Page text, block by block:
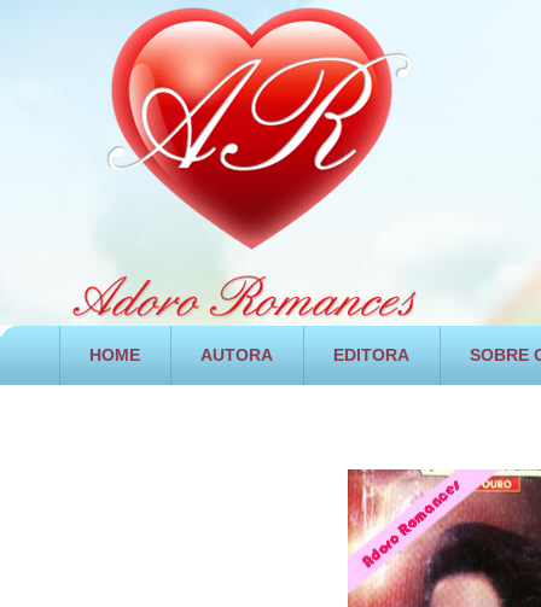
HOME AUTORA EDITORA SOBRE